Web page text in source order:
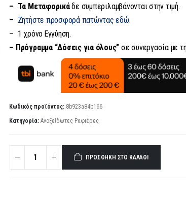
– Τα Μεταφορικάδε συμπεριλαμβάνονται στην τιμή.
– Ζητήστε προσφορά πατώντας εδώ.
– 1 χρόνο Εγγύηση.
– Πρόγραμμα “Δόσεις για όλους” σε συνεργασία με
Κωδικός προϊόντος: 8b923a84b166
Κατηγορία:Ανοξείδωτες Ραφιέρες
ΠΡΟΣΘΉΚΗ ΣΤΟ ΚΑΛΆΘΙ